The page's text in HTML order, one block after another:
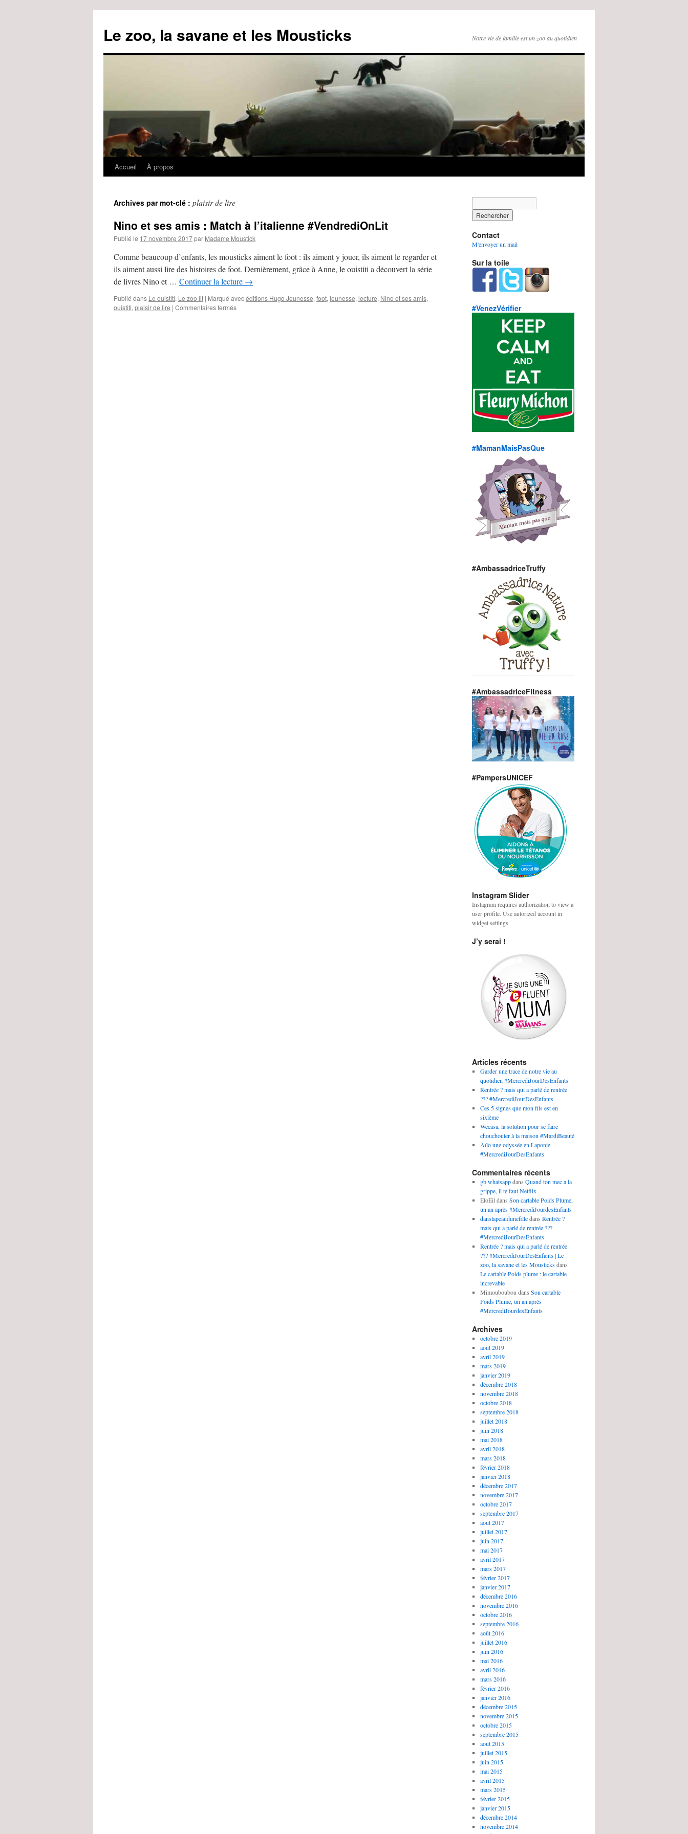
Le zoo, la savane et les Mousticks Notre vie de famille est un zoo au quotidien
Aller
contenu
Accueil À propos
Archives par mot-clé : plaisir de lire
Nino et ses amis : Match à l’italienne #VendrediOnLit
Publié le 17 novembre 2017par Madame Moustick
Comme beaucoup d’enfants, les mousticks aiment le foot : ils aiment y jouer, ils aiment le regarder et
ils aiment aussi lire des histoires de foot. Dernièrement, grâce à Anne, le ouistiti a découvert la série
de livres Nino et … Continuer la lecture →
Publié dans Le ouistiti, Le zoo lit | Marqué avecéditions Hugo Jeunesse, foot, jeunesse, lecture, Nino et ses amis,
ouistiti, plaisir de lire | Commentaires fermés
Contact
M'envoyer un mail
Sur la toile
#VenezVérifier
#MamanMaisPasQue
#AmbassadriceTruffy
#AmbassadriceFitness
#PampersUNICEF
Instagram Slider
Instagram requires authorization to view a
user profile. Use autorized account in
widget settings
J’y serai !
Articles récents
Garder une trace de notre vie au
quotidien #MercrediJourDesEnfants
Rentrée ? mais qui a parlé de rentrée
??? #MercrediJourDesEnfants
Ces 5 signes que mon fils est en
sixième
Wecasa, la solution pour se faire
chouchouter à la maison #MardiBeauté
Aïlo une odyssée en Laponie
#MercrediJourDesEnfants
Commentaires récents
gb whatsappdans Quand ton mec a la
grippe, il te faut Netflix
EloEildans Son cartable Poids Plume,
un an après #MercrediJourdesEnfants
danslapeaudunefilledans Rentrée ?
mais qui a parlé de rentrée ???
#MercrediJourDesEnfants
Rentrée ? mais qui a parlé de rentrée
??? #MercrediJourDesEnfants | Le
zoo, la savane et les Mousticksdans
Le cartable Poids plume : le cartable
increvable
Mimoubouboudans Son cartable
Poids Plume, un an après
#MercrediJourdesEnfants
Archives
octobre 2019
août 2019
avril 2019
mars 2019
janvier 2019
décembre 2018
novembre 2018
octobre 2018
septembre 2018
juillet 2018
juin 2018
mai 2018
avril 2018
mars 2018
février 2018
janvier 2018
décembre 2017
novembre 2017
octobre 2017
septembre 2017
août 2017
juillet 2017
juin 2017
mai 2017
avril 2017
mars 2017
février 2017
janvier 2017
décembre 2016
novembre 2016
octobre 2016
septembre 2016
août 2016
juillet 2016
juin 2016
mai 2016
avril 2016
mars 2016
février 2016
janvier 2016
décembre 2015
novembre 2015
octobre 2015
septembre 2015
août 2015
juillet 2015
juin 2015
mai 2015
avril 2015
mars 2015
février 2015
janvier 2015
décembre 2014
novembre 2014